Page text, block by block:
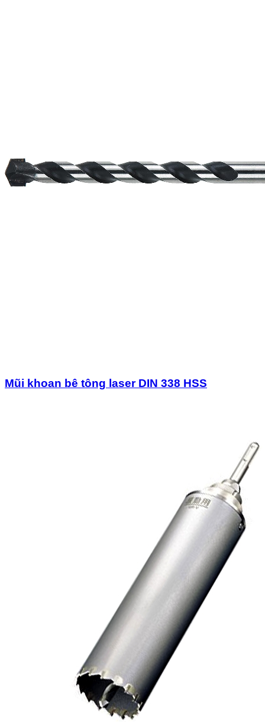
Mũi khoan bê tông laser DIN 338 HSS